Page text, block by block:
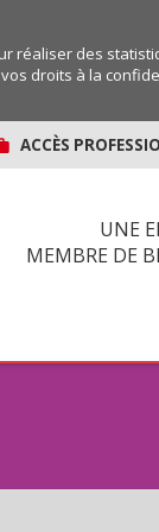
réaliser des
droits à la
ACCÈS
UNE
MEMBRE DE